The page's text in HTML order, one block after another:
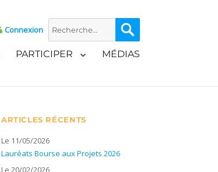
Connexion
Recherche
pour :
PARTICIPER MÉDIAS
ARTICLES RÉCENTS
Le 11/05/2026
Lauréats Bourse aux Projets 2026
Le 20/02/2026